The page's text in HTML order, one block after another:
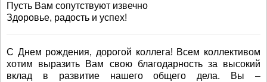
Пусть Вам сопутствуют извечно
Здоровье, радость и успех!
С Днем рождения, дорогой коллега! Всем коллективом
хотим выразить Вам свою благодарность за высокий
вклад в развитие нашего общего дела. Вы –